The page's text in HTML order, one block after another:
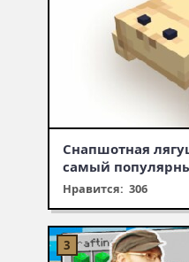
Снапшотная
самый
Нравится: 306